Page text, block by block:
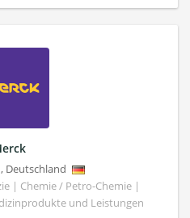
, Deutschland
| Chemie / Petro-Chemie |
und Leistungen